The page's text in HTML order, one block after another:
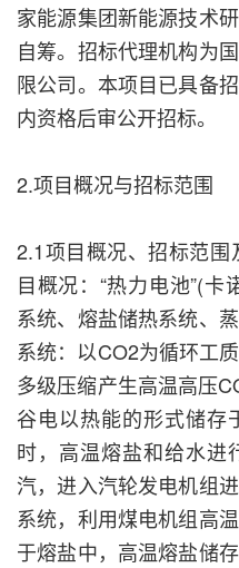
家能源集团新能源技术
自筹。招标代理机构为
限公司。本项目已具备
内资格后审公开招标。
2.项目概况与招标范围
2.1项目概况、招标范
目概况：“热力电池”(
系统、熔盐储热系统、
系统：以CO2为循环工
多级压缩产生高温高压
谷电以热能的形式储存
时，高温熔盐和给水进
汽，进入汽轮发电机组
系统，利用煤电机组高
于熔盐中，高温熔盐储